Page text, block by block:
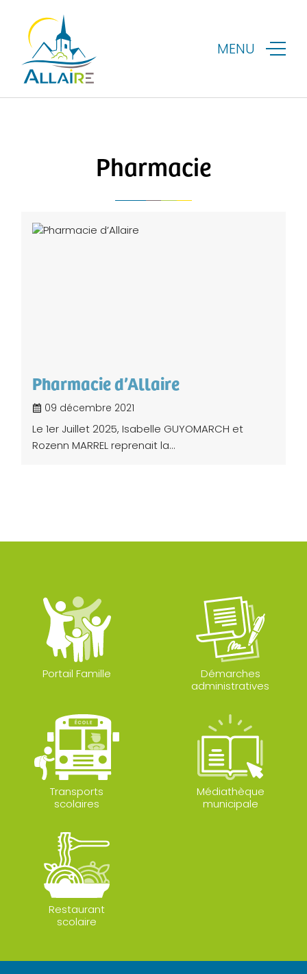
MENU
Pharmacie
Pharmacie d’Allaire
09 décembre 2021
Le 1er Juillet 2025, Isabelle GUYOMARCH et
Rozenn MARREL reprenait la...
Portail Famille
Démarches
administratives
Transports
scolaires
Médiathèque
municipale
Restaurant
scolaire